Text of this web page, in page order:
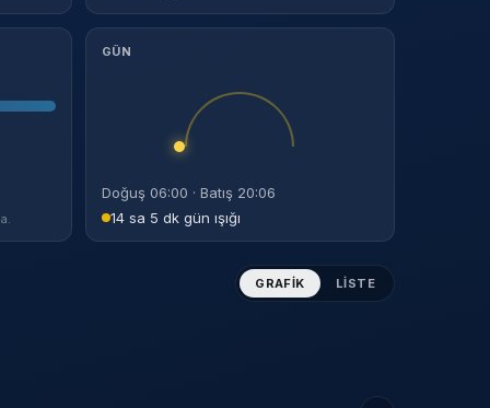
GÜN
Doğuş 06:00 · Batış 20:06
14 sa 5 dk gün ışığı
GRAFIK LISTE